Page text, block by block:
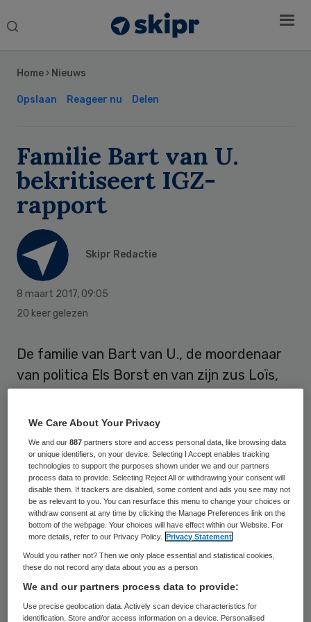
Search
Home › Nieuws
Opslaan Reageer nu Delen
Familie Bart van U.
bekritiseert IGZ-
rapport
Skipr Redactie
8 maart 2017, 09:05
20 keer gelezen
De familie van Bart van U., de moordenaar
van politica Els Borst en van zijn zus Loïs,
overgehouden aan het dinsdag verschenen
rapport van de Inspectie voor de
Gezondheidszorg(IGZ) over zijn
zorgverlening. Dat laat de familie woensdag
in een reactie weten.
Ze noemen de conclusies een open deur,
zijn kritisch over de diepgang van het
rapport en betreuren dat de IGZ geen
gehoor heeft gegeven aan hun
nadrukkelijke verzoek het onderzoek breder
Sidebar
We Care About Your Privacy
We and our887 partners store and access personal data, like browsing data
or unique identifiers, on your device. Selecting I Accept enables tracking
technologies to support the purposes shown under we and our partners
process data to provide. Selecting Reject All or withdrawing your consent will
disable them. If trackers are disabled, some content and ads you see may not
be as relevant to you. You can resurface this menu to change your choices or
withdraw consent at any time by clicking the Manage Preferences link on the
bottom of the webpage. Your choices will have effect within our Website. For
more details, refer to our Privacy Policy.
Privacy Statement
Would you rather not? Then we only place essential and statistical cookies,
these do not record any data about you as a person
We and our partners process data to provide:
Use precise geolocation data. Actively scan device characteristics for
identification. Store and/or access information on a device. Personalised